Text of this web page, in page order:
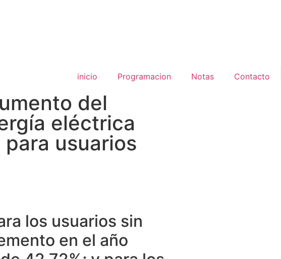
inicio Programacion Notas Contacto
del
eléctrica
usuarios
los usuarios sin
en el año